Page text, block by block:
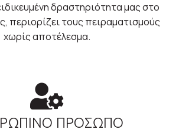
δραστηριότητα μας στο
περιορίζει τους πειραματισμούς
χωρίς αποτέλεσμα.
ΠΡΟΣΩΠΟ